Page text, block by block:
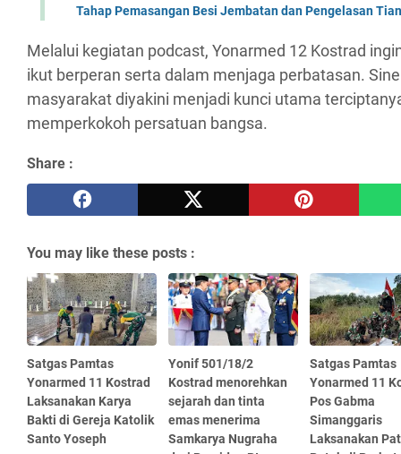
Tahap Pemasangan Besi Jembatan dan Pengelasan
Melalui kegiatan podcast, Yonarmed 12 Kostrad
ikut berperan serta dalam menjaga perbatasan.
masyarakat diyakini menjadi kunci utama
memperkokoh persatuan bangsa.
Share :
You may like these posts :
Satgas Pamtas
Yonarmed 11 Kostrad
Laksanakan Karya
Bakti di Gereja Katolik
Santo Yoseph
Yonif 501/18/2
Kostrad menorehkan
sejarah dan tinta
emas menerima
Samkarya Nugraha
Satgas Pamtas
Yonarmed 11
Pos Gabma
Simanggaris
Laksanakan